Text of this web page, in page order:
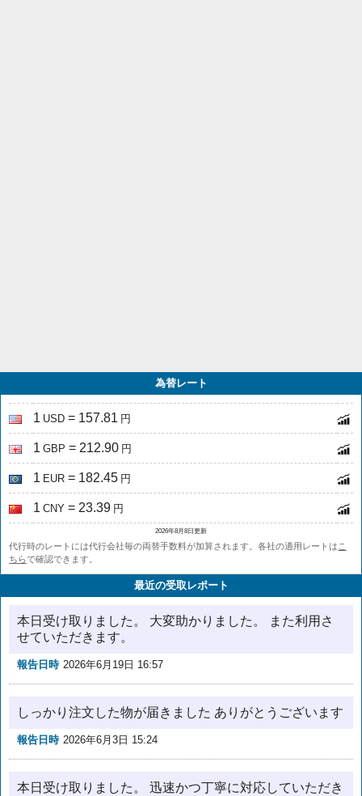
為替レート
1 USD = 157.81 円
1 GBP = 212.90 円
1 EUR = 182.45 円
1 CNY = 23.39 円
2026年8月8日更新
代行時のレートには代行会社毎の両替手数料が加算されます。各社の適用レートはこ
ちらで確認できます。
最近の受取レポート
本日受け取りました。 大変助かりました。 また利用さ
せていただきます。
報告日時 2026年6月19日 16:57
しっかり注文した物が届きました ありがとうございます
報告日時 2026年6月3日 15:24
本日受け取りました。 迅速かつ丁寧に対応していただき